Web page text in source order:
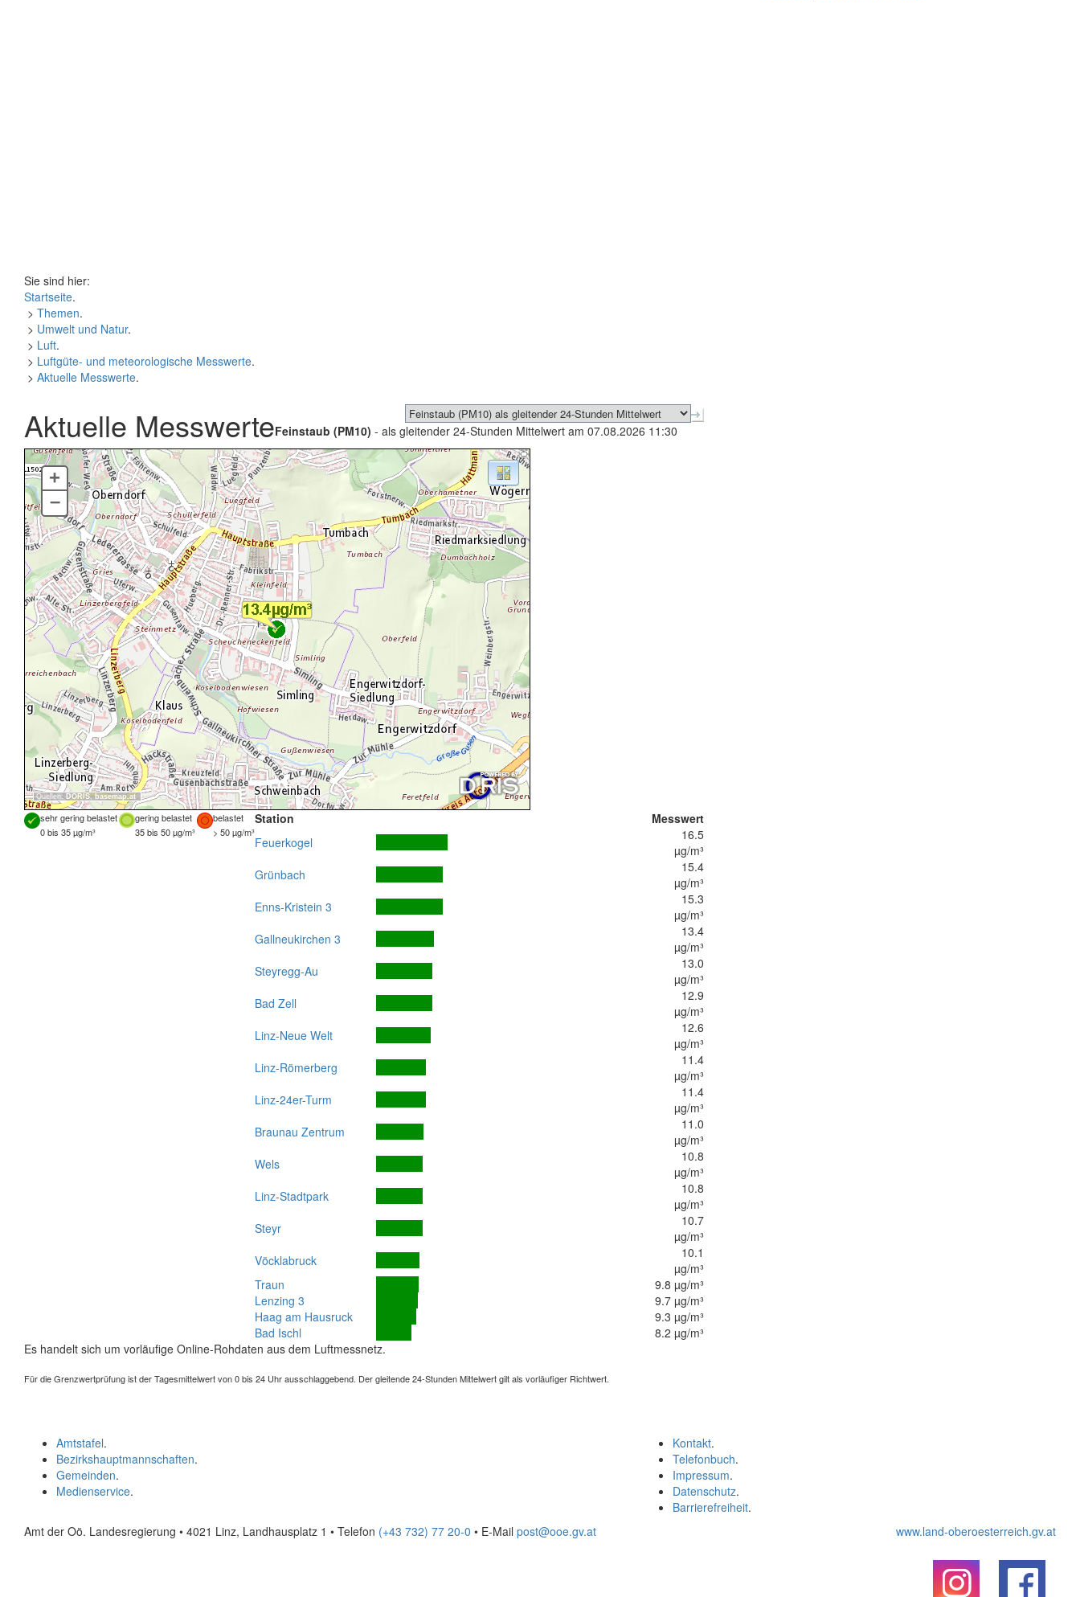
Sie sind hier:
Startseite.
> Themen.
> Umwelt und Natur.
> Luft.
> Luftgüte- und meteorologische Messwerte.
> Aktuelle Messwerte.
Aktuelle MesswerteFeinstaub (PM10) - als gleitender 24-Stunden Mittelwert am 07.08.2026 11:30
Quellen: DORIS, basemap.at
+
–
sehr gering belastet gering belastet
belastet
0 bis 35 µg/m³
35 bis 50 µg/m³ > 50 µg/m³
Station
Messwert
Feuerkogel
16.5
µg/m³
Grünbach
15.4
µg/m³
Enns-Kristein 3
15.3
µg/m³
Gallneukirchen 3
13.4
µg/m³
Steyregg-Au
13.0
µg/m³
Bad Zell
12.9
µg/m³
Linz-Neue Welt
12.6
µg/m³
Linz-Römerberg
11.4
µg/m³
Linz-24er-Turm
11.4
µg/m³
Braunau Zentrum
11.0
µg/m³
Wels
10.8
µg/m³
Linz-Stadtpark
10.8
µg/m³
Steyr
10.7
µg/m³
Vöcklabruck
10.1
µg/m³
Traun
9.8 µg/m³
Lenzing 3
9.7 µg/m³
Haag am Hausruck
9.3 µg/m³
Bad Ischl
8.2 µg/m³
Es handelt sich um vorläufige Online-Rohdaten aus dem Luftmessnetz.
Für die Grenzwertprüfung ist der Tagesmittelwert von 0 bis 24 Uhr ausschlaggebend. Der gleitende 24-Stunden Mittelwert gilt als vorläufiger Richtwert.
Kontakt.
Telefonbuch.
Impressum.
Datenschutz.
Barrierefreiheit.
Amtstafel.
Bezirkshauptmannschaften.
Gemeinden.
Medienservice.
Amt der Oö. Landesregierung • 4021 Linz, Landhausplatz 1 • Telefon (+43 732) 77 20-0 • E-Mail post@ooe.gv.at www.land-oberoesterreich.gv.at